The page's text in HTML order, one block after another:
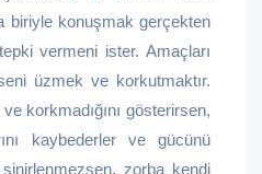
biriyle konuşmak gerçekten
vermeni ister. Amaçları
üzmek ve korkutmaktır.
korkmadığını gösterirsen,
kaybederler ve gücünü
zorba kendi